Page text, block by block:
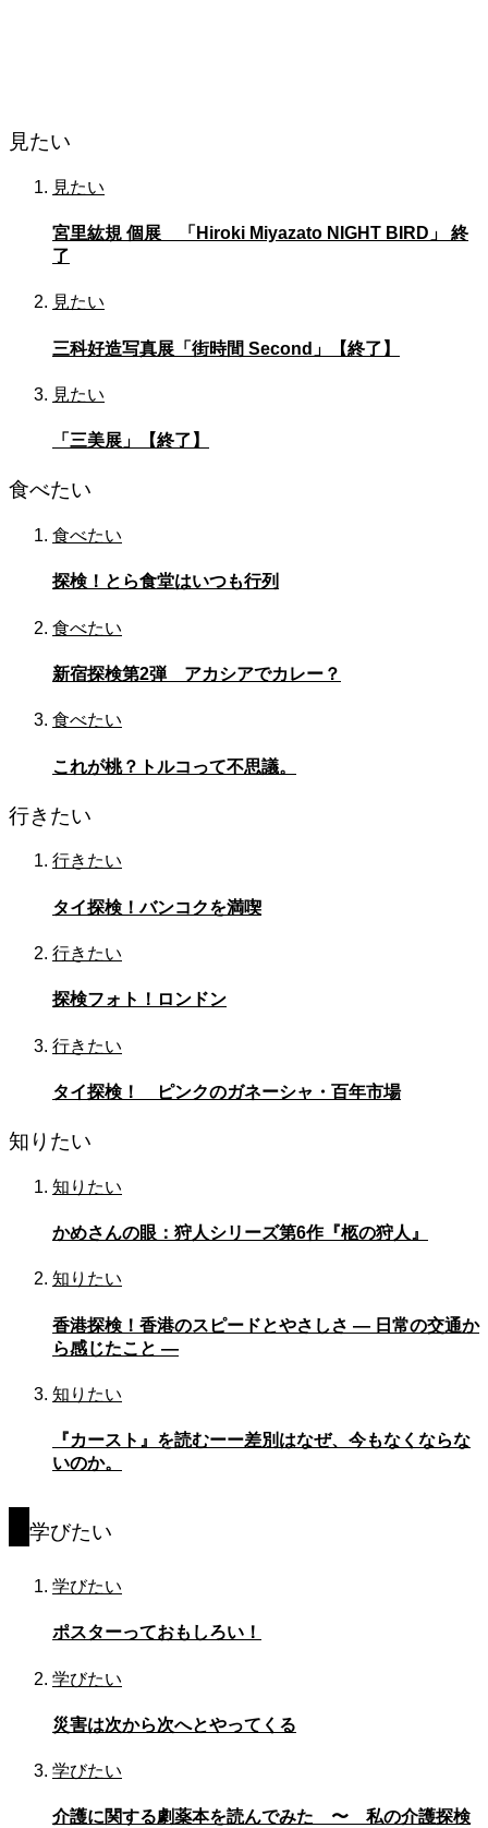
見たい
見たい
宮里紘規 個展 「Hiroki Miyazato NIGHT BIRD」 終
了
見たい
三科好造写真展「街時間 Second」【終了】
見たい
「三美展」【終了】
食べたい
食べたい
探検！とら食堂はいつも行列
食べたい
新宿探検第2弾 アカシアでカレー？
食べたい
これが桃？トルコって不思議。
行きたい
行きたい
タイ探検！バンコクを満喫
行きたい
探検フォト！ロンドン
行きたい
タイ探検！ ピンクのガネーシャ・百年市場
知りたい
知りたい
かめさんの眼：狩人シリーズ第6作『柩の狩人』
知りたい
香港探検！香港のスピードとやさしさ — 日常の交通か
ら感じたこと —
知りたい
『カースト』を読むーー差別はなぜ、今もなくならな
いのか。
学びたい
学びたい
ポスターっておもしろい！
学びたい
災害は次から次へとやってくる
学びたい
介護に関する劇薬本を読んでみた 〜 私の介護探検